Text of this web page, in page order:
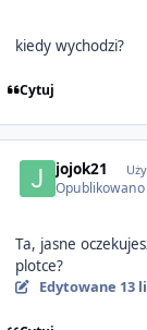
kiedy wychodzi?
Cytuj
jojok21
Opublikowano
Ta, jasne
plotce?
Edytowane 13